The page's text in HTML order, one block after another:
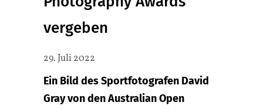
vergeben
29. Juli 2022
Ein Bild des Sportfotografen David
Gray von den Australian Open